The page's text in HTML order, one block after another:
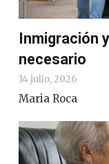
Inmigración
necesario
14 julio, 2026
Maria Roca